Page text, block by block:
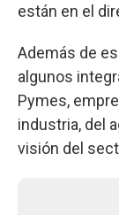
están en el
Además de
algunos
Pymes,
industria, del
visión del